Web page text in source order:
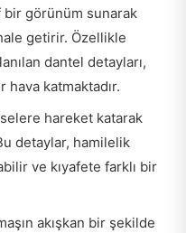
bir görünüm sunarak
getirir. Özellikle
dantel detayları,
hava katmaktadır.
hareket katarak
detaylar, hamilelik
ve kıyafete farklı bir
akışkan bir şekilde